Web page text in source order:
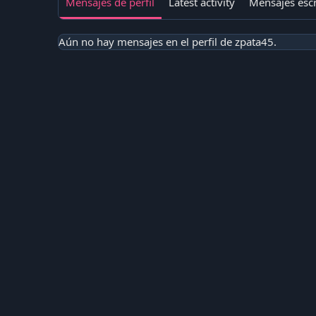
Aún no hay mensajes en el perfil de zpata45.